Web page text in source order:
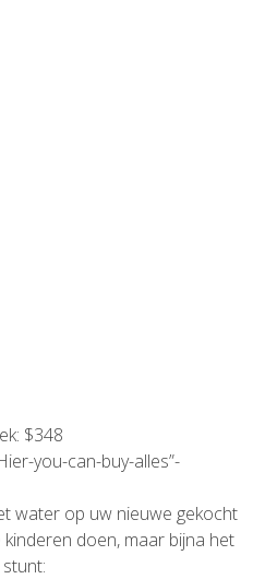
$348
you-can-buy-alles”-
water op uw nieuwe gekocht
doen, maar bijna het